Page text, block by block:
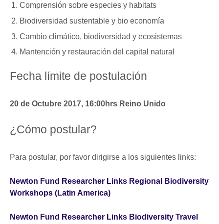
Comprensión sobre especies y habitats
Biodiversidad sustentable y bio economía
Cambio climático, biodiversidad y ecosistemas
Mantención y restauración del capital natural
Fecha límite de postulación
20 de Octubre 2017, 16:00hrs Reino Unido
¿Cómo postular?
Para postular, por favor dirigirse a los siguientes links:
Newton Fund Researcher Links Regional Biodiversity
Workshops (Latin America)
Newton Fund Researcher Links Biodiversity Travel